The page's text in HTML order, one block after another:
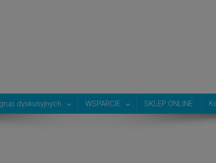
dyskusyjnych WSPARCIE SKLEP ONLINE